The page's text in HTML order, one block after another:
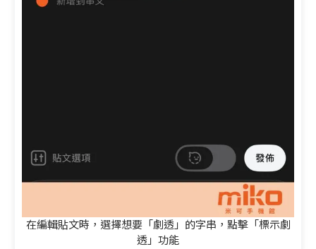
在編輯貼文時，選擇想要「劇透」的字串，點擊「標示劇
透」功能